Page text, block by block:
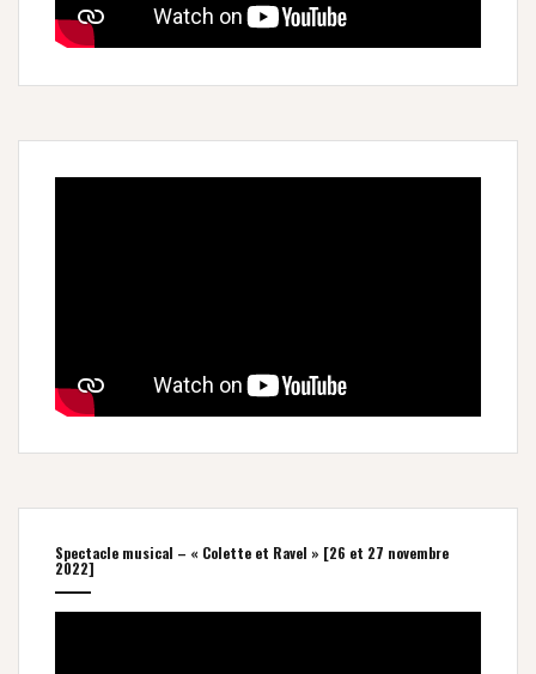
Spectacle musical – « Colette et Ravel » [26 et 27 novembre
2022]